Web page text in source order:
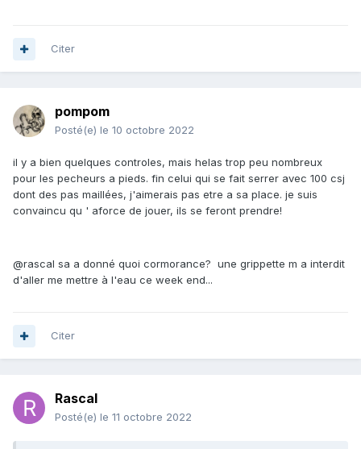
Citer
pompom
Posté(e) le 10 octobre 2022
il y a bien quelques controles, mais helas trop peu nombreux
pour les pecheurs a pieds. fin celui qui se fait serrer avec 100 csj
dont des pas maillées, j'aimerais pas etre a sa place. je suis
convaincu qu ' aforce de jouer, ils se feront prendre!
@rascal sa a donné quoi cormorance? une grippette m a interdit
d'aller me mettre à l'eau ce week end...
Citer
Rascal
Posté(e) le 11 octobre 2022